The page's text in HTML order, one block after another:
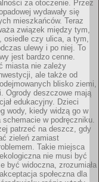
za otoczenie. Przez
wydawały się
mieszkańców. Teraz
związek między tym,
osiedle czy ulica, a tym,
ulewy i po niej. To
jest bardzo cenne.
miasta nie zależy
ale także od
blisko ziemi,
Ogrody deszczowe mają
edukacyjny. Dzieci
wody, kiedy widzą go w
w podręczniku.
patrzeć na deszcz, gdy
zieleń zamiast
Takie miejsca
nie musi być
być widoczna, zrozumiała
społeczna dla